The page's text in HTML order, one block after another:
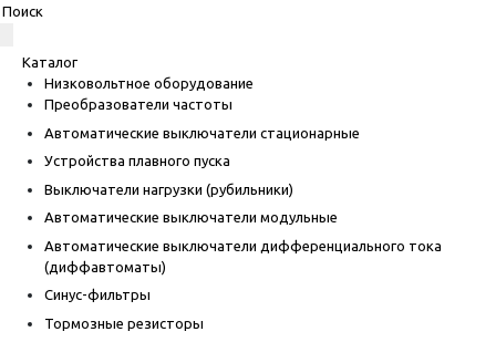
Каталог
Низковольтное оборудование
Преобразователи частоты
Автоматические выключатели стационарные
Устройства плавного пуска
Выключатели нагрузки (рубильники)
Автоматические выключатели модульные
Автоматические выключатели дифференциального тока
(диффавтоматы)
Синус-фильтры
Тормозные резисторы